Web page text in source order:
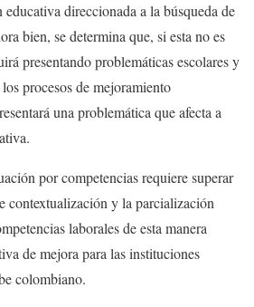
educativa direccionada a la búsqueda de
bien, se determina que, si esta no es
presentando problemáticas escolares y
procesos de mejoramiento
una problemática que afecta a
por competencias requiere superar
contextualización y la parcialización
laborales de esta manera
de mejora para las instituciones
colombiano.